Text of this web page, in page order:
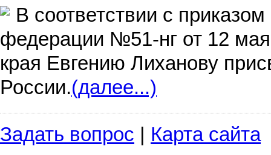
В соответствии с
федерации №51-нг от 12 мая
края Евгению Лиханову
России.(далее...)
Задать вопрос Карта сайта